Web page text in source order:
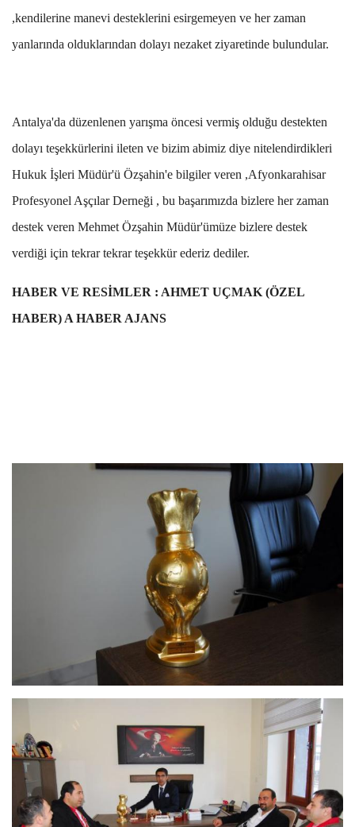
,kendilerine manevi desteklerini esirgemeyen ve her zaman
yanlarında olduklarından dolayı nezaket ziyaretinde bulundular.
Antalya'da düzenlenen yarışma öncesi vermiş olduğu destekten
dolayı teşekkürlerini ileten ve bizim abimiz diye nitelendirdikleri
Hukuk İşleri Müdür'ü Özşahin'e bilgiler veren ,Afyonkarahisar
Profesyonel Aşçılar Derneği , bu başarımızda bizlere her zaman
destek veren Mehmet Özşahin Müdür'ümüze bizlere destek
verdiği için tekrar tekrar teşekkür ederiz dediler.
HABER VE RESİMLER : AHMET UÇMAK (ÖZEL
HABER) A HABER AJANS